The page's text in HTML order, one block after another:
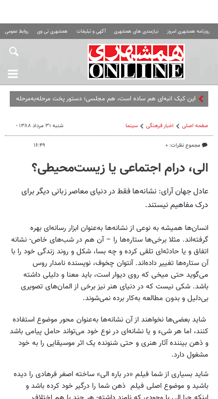
روزنامه همشهری امروز نیازمندی های همشهری آگهی و تبلیغات همشهری تی وی روابط عمومی
این کیک انبه‌ای هم ساده است، هم مجلسی؛ دستور پخت مرحله‌به‌مرحله
صفحه اصلی اخبار فرهنگی سینما
مجموع نظرات: ۰
شنبه ۳۱ مرداد ۱۳۸۸ -
۱۶:۴۹
الی، درام اجتماعی یا زیست‌محیطی؟
عادل جهان آرای: نشانه‌ها فقط در دنیای معاصر زبانی دیگر برای
درک مفاهیم نیستند.
انسان‌ها همیشه به نوعی از نشانه‌ها به‌عنوان ابزار رسانه‌ای بهره
گرفته‌اند. مثلا برخی‌ها ستاره‌ها را – آن هم در شب‌های خاص- نشانه
اتفاق و یا حادثه‌ای تلقی کرده و چه بسا، شکل و روند زندگی خود را با
آن ستاره‌ها تغییر داده‌اند. آنتوان چخوف، نویسنده نامدار روس
می‌گوید حتی میخی که روی دیوار است، باید معنا و دلیلی داشته
باشد. شکی نیست که در دنیای هنر نیز برخی از المان‌های تصویری
بی‌دلیل و بدون مطالعه به‌کار برده نمی‌شوند.
شاید بعضی‌ها نخواهند از آن نشانه‌ها به‌عنوان محور موضوع استفاده
کنند، اما هر شیء و یا نشانه‌ای در نوع خود می‌تواند حامل پیامی باشد
و ذهن بیننده آثار هنری و حتی شنونده یک اثر موسیقایی را به خود
مشغول دارد.
شاید بسیاری از شما فیلم «در باره الی» ساخته اصغر فرهادی را دیده
باشید و موضوع اصلی فیلم ذهن شما را درگیر خود کرده باشد و